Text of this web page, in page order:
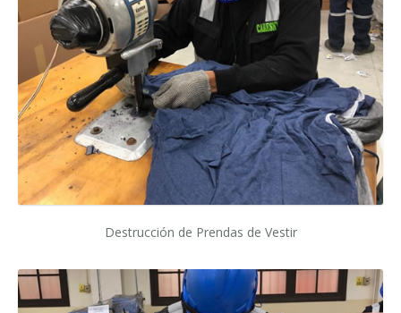
Destrucción de Prendas de Vestir